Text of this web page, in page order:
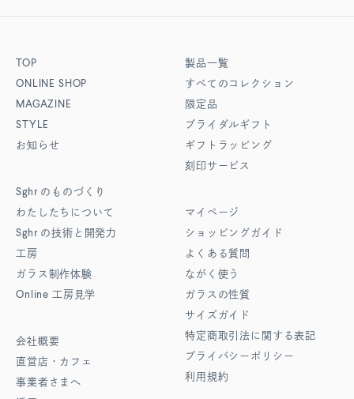
TOP
ONLINE SHOP
MAGAZINE
STYLE
お知らせ
Sghr のものづくり
わたしたちについて
Sghr の技術と開発力
工房
ガラス制作体験
Online 工房見学
会社概要
直営店・カフェ
事業者さまへ
製品一覧
すべてのコレクション
限定品
ブライダルギフト
ギフトラッピング
刻印サービス
マイページ
ショッピングガイド
よくある質問
ながく使う
ガラスの性質
サイズガイド
特定商取引法に関する表記
プライバシーポリシー
利用規約